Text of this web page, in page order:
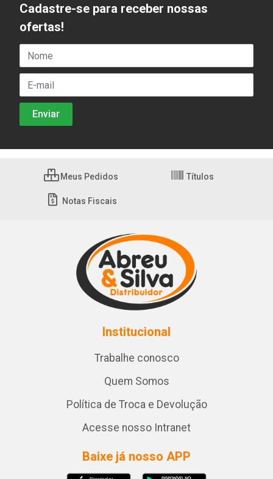
Cadastre-se para receber nossas
ofertas!
Meus Pedidos Títulos
Notas Fiscais
Institucional
Trabalhe conosco
Quem Somos
Política de Troca e Devolução
Acesse nosso Intranet
Baixe já nosso APP